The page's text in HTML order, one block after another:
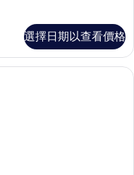
選擇日期以查看價格
人房 | 書桌、遮光布/窗簾、折